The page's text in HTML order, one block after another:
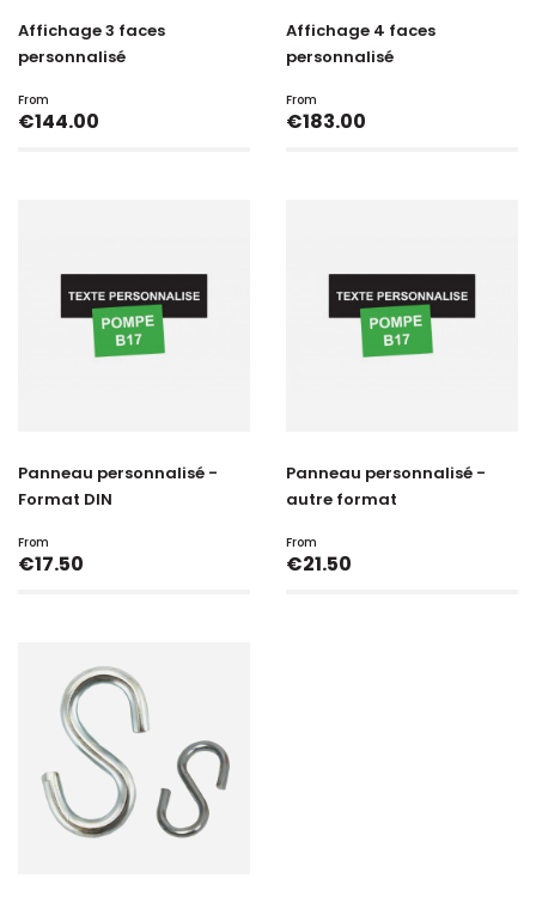
Affichage 3 faces
personnalisé
From
Price
€144.00
Affichage 4 faces
personnalisé
From
Price
€183.00
Panneau personnalisé -
Format DIN
From
Price
€17.50
Panneau personnalisé -
autre format
From
Price
€21.50